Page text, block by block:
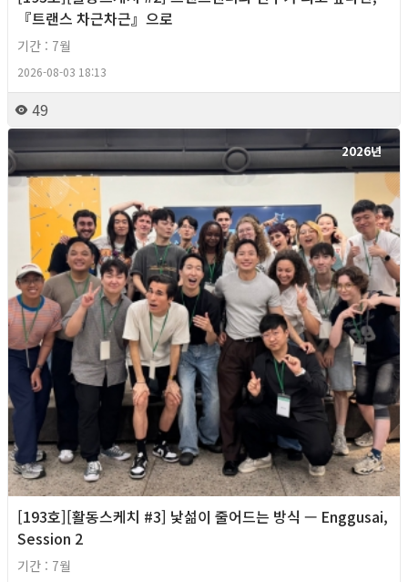
『트랜스 차근차근』으로
기간 : 7월
2026-08-03 18:13
49
2026년
[193호][활동스케치 #3] 낯섦이 줄어드는 방식 — Enggusai,
Session 2
기간 : 7월